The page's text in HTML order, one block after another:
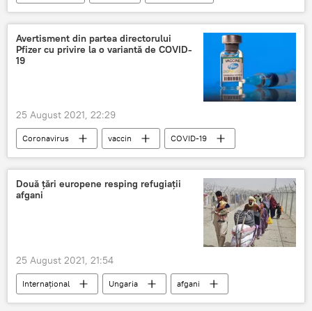
școală
1 septembrie rechizite
Avertisment din partea directorului
Pfizer cu privire la o variantă de COVID-
19
25 August 2021, 22:29
Coronavirus vaccin
COVID-19
Pfizer
Două țări europene resping refugiații
afgani
25 August 2021, 21:54
Internațional Ungaria
afgani
Croația